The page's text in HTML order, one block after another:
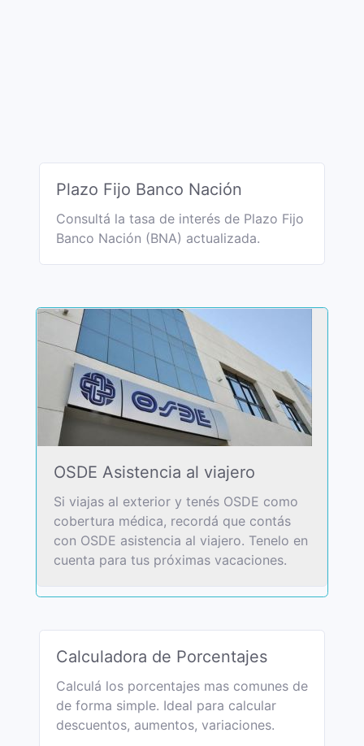
Plazo Fijo Banco Nación
Consultá la tasa de interés de Plazo Fijo
Banco Nación (BNA) actualizada.
OSDE Asistencia al viajero
Si viajas al exterior y tenés OSDE como
cobertura médica, recordá que contás
con OSDE asistencia al viajero. Tenelo en
cuenta para tus próximas vacaciones.
Calculadora de Porcentajes
Calculá los porcentajes mas comunes de
de forma simple. Ideal para calcular
descuentos, aumentos, variaciones.